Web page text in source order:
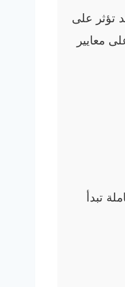
تؤثر على
معايير
تبدأ